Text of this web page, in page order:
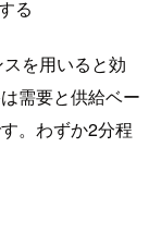
る
を用いると効
需要と供給ベー
。わずか2分程